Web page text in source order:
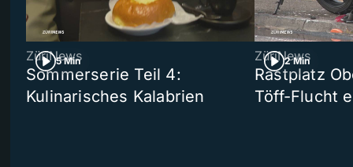
5 Min
ZüriNews
Sommerserie Teil 4:
Kulinarisches Kalabrien
2 Min
ZüriNews
Rastplatz
Töff-Flucht